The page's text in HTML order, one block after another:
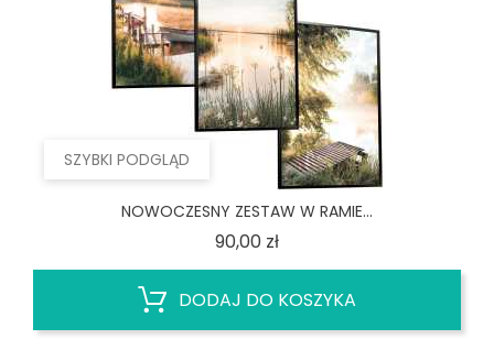
SZYBKI PODGLĄD
NOWOCZESNY ZESTAW W RAMIE...
90,00 złCena
DODAJ DO KOSZYKA